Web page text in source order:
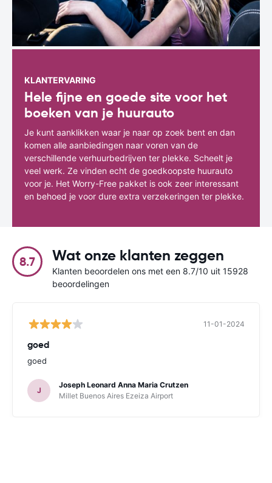
KLANTERVARING
Hele fijne en goede site voor het
boeken van je huurauto
Je kunt aanklikken waar je naar op zoek bent en dan
komen alle aanbiedingen naar voren van de
verschillende verhuurbedrijven ter plekke. Scheelt je
veel werk. Ze vinden echt de goedkoopste huurauto
voor je. Het Worry-Free pakket is ook zeer interessant
en behoed je voor dure extra verzekeringen ter plekke.
8.7 Wat onze klanten zeggen
Klanten beoordelen ons met een 8.7/10 uit 15928
beoordelingen
11-01-2024
goed
goed
J
Joseph Leonard Anna Maria Crutzen
Millet Buenos Aires Ezeiza Airport